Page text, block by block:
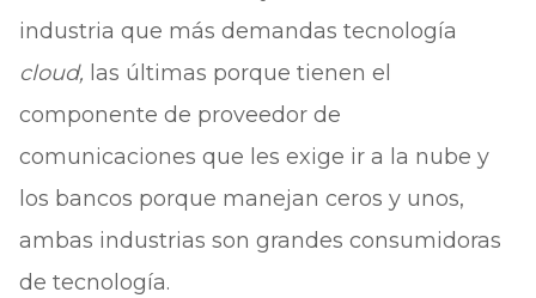
industria que más demandas tecnología
cloud, las últimas porque tienen el
componente de proveedor de
comunicaciones que les exige ir a la nube y
los bancos porque manejan ceros y unos,
ambas industrias son grandes consumidoras
de tecnología.